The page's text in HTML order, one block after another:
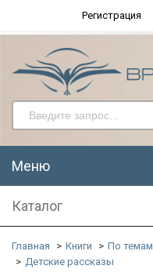
Регистрация
Меню
Каталог
Главная Книги По темам
Детские рассказы